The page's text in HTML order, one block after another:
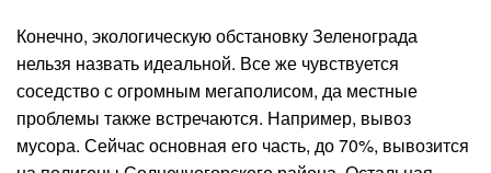
Конечно, экологическую обстановку Зеленограда
нельзя назвать идеальной. Все же чувствуется
соседство с огромным мегаполисом, да местные
проблемы также встречаются. Например, вывоз
мусора. Сейчас основная его часть, до 70%, вывозится